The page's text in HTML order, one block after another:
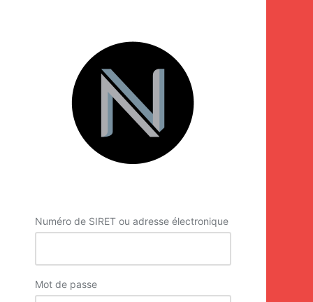
Numéro de SIRET ou adresse électronique
Mot de passe